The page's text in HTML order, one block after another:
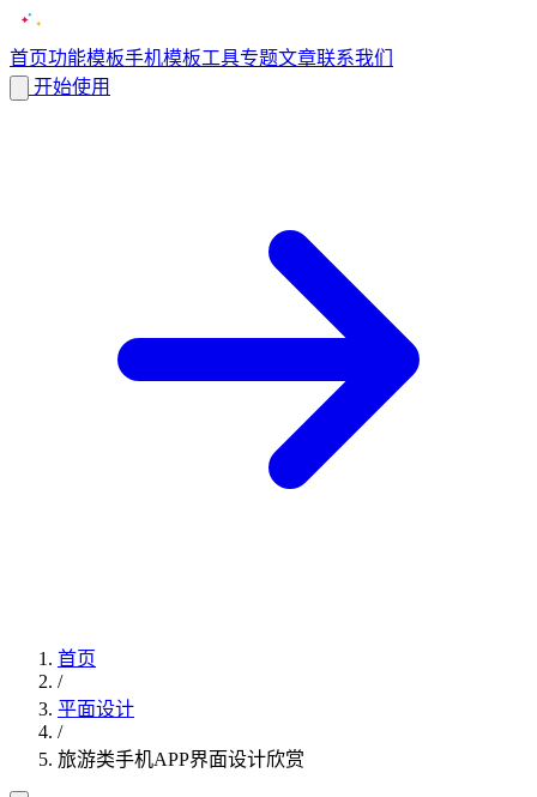
首页功能模板手机模板工具专题文章联系我们
开始使用
首页
/
平面设计
/
旅游类手机APP界面设计欣赏